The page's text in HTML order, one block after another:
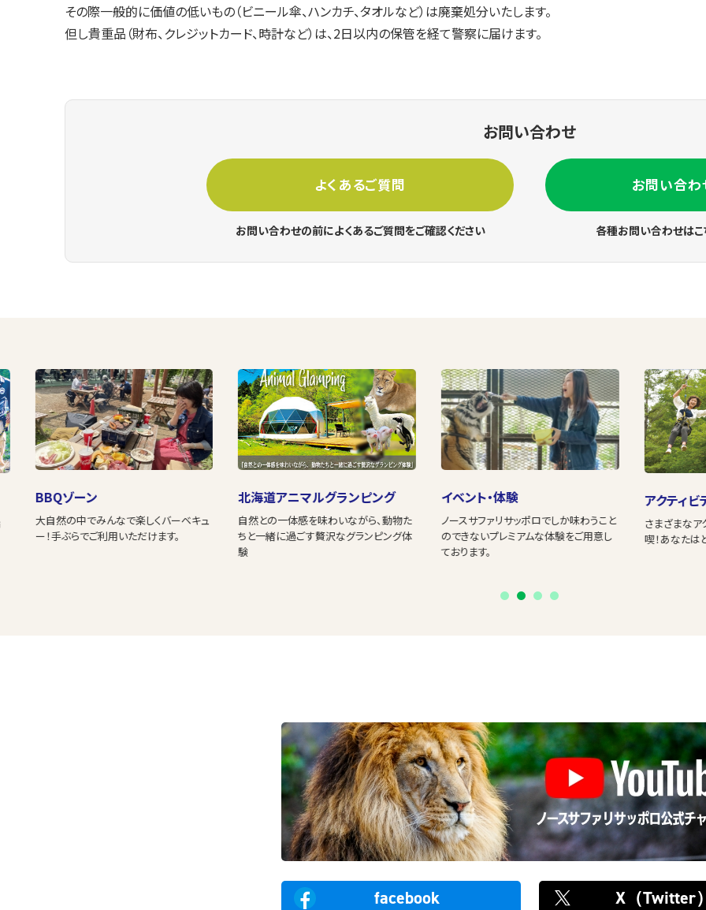
その際一般的に価値の低いもの（ビニール傘、ハンカチ、タオルなど）は廃棄処分いたします。
但し貴重品（財布、クレジットカード、時計など）は、2日以内の保管を経て警察に届けます。
お問い合わせ
よくあるご質問
お問い合わせの前によくあるご質問をご確認ください
お問い合わ
各種お問い合わせはこ
BBQゾーン
大自然の中でみんなで楽しくバーベキュ
ー！手ぶらでご利用いただけます。
北海道アニマルグランピング
自然との一体感を味わいながら、動物た
ちと一緒に過ごす贅沢なグランピング体
験
イベント・体験
ノースサファリサッポロでしか味わうこと
のできないプレミアムな体験をご用意し
ております。
アクティビ
さまざまなア
喫！あなたは
facebook X（Twitter